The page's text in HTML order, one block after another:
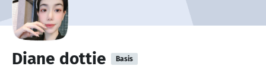
Diane dottie Basis